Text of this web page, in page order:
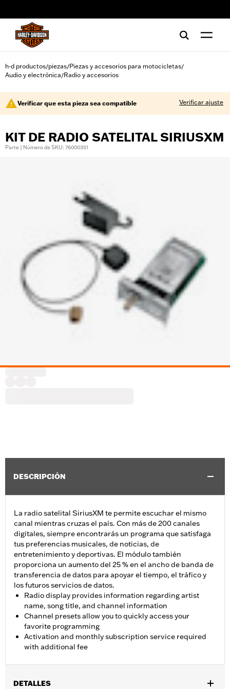
h-d productos/piezas/Piezas y accesorios para motocicletas/
Audio y electrónica/Radio y accesorios
Verificar que esta pieza sea compatible Verificar ajuste
KIT DE RADIO SATELITAL SIRIUSXM
Parte | Número de SKU: 76000351
DESCRIPCIÓN
La radio satelital SiriusXM te permite escuchar el mismo
canal mientras cruzas el país. Con más de 200 canales
digitales, siempre encontrarás un programa que satisfaga
tus preferencias musicales, de noticias, de
entretenimiento y deportivas. El módulo también
proporciona un aumento del 25 % en el ancho de banda de
transferencia de datos para apoyar el tiempo, el tráfico y
los futuros servicios de datos.
Radio display provides information regarding artist
name, song title, and channel information
Channel presets allow you to quickly access your
favorite programming
Activation and monthly subscription service required
with additional fee
DETALLES